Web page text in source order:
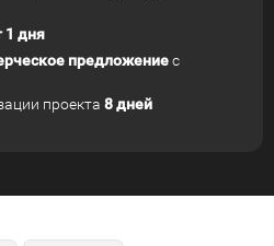
1 дня
предложениес
проекта 8 дней